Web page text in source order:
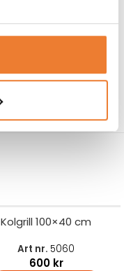
Kolgrill 100×40 cm
Art nr. 5060
600 kr